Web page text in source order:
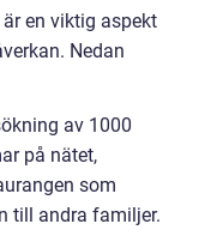
en viktig aspekt
Nedan
av 1000
på nätet,
som
till andra familjer.